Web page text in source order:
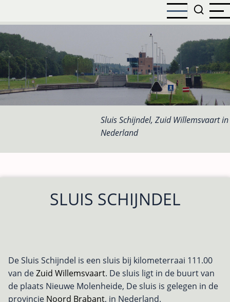
naar
de
inhoud
gaan
Sluis Schijndel, Zuid Willemsvaart in
Nederland
SLUIS SCHIJNDEL
De Sluis Schijndel is een sluis bij kilometerraai 111.00
van deZuid Willemsvaart. De sluis ligt in de buurt van
de plaats Nieuwe Molenheide, De sluis is gelegen in de
provincie Noord Brabant, in Nederland.